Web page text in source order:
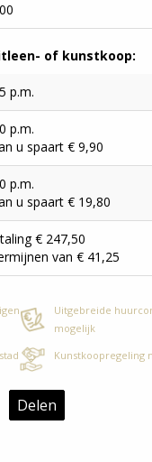
of kunstkoop:
p.m.
p.m.
u spaart € 9,90
p.m.
u spaart € 19,80
€ 247,50
van € 41,25
Uitgebreide
mogelijk
Kunstkoopregeling
Delen